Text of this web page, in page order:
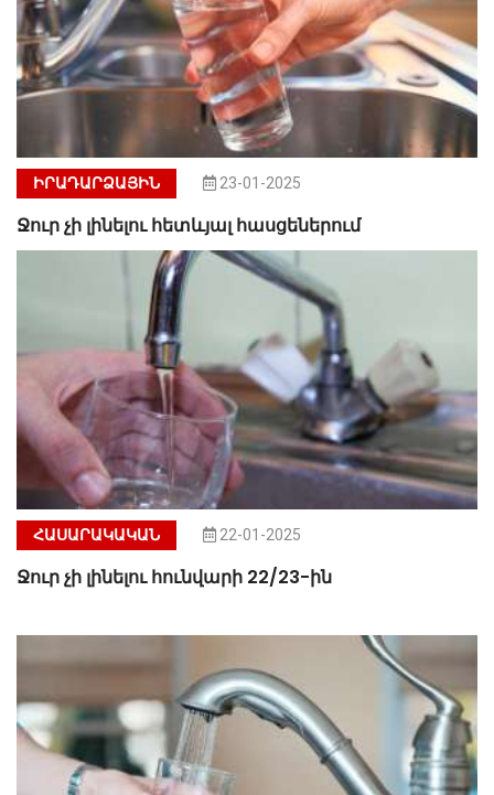
ԻՐԱԴԱՐՁԱՅԻՆ 23-01-2025
Ջուր չի լինելու հետևյալ հասցեներում
ՀԱՍԱՐԱԿԱԿԱՆ 22-01-2025
Ջուր չի լինելու հունվարի 22/23-ին